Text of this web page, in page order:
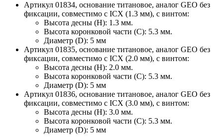
Артикул 01834, основание титановое, аналог GEO без
фиксации, совместимо с ICX (1.3 мм), с винтом:
Высота десны (H): 1.3 мм.
Высота коронковой части (C): 5.3 мм.
Диаметр (D): 5 мм
Артикул 01835, основание титановое, аналог GEO без
фиксации, совместимо с ICX (2.0 мм), с винтом:
Высота десны (H): 2.0 мм.
Высота коронковой части (C): 5.3 мм.
Диаметр (D): 5 мм
Артикул 01836, основание титановое, аналог GEO без
фиксации, совместимо с ICX (3.0 мм), с винтом:
Высота десны (H): 3.0 мм.
Высота коронковой части (C): 5.3 мм.
Диаметр (D): 5 мм